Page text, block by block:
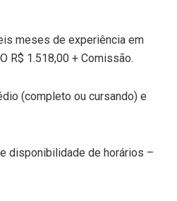
meses de experiência em
R$ 1.518,00 + Comissão.
(completo ou cursando) e
disponibilidade de horários –